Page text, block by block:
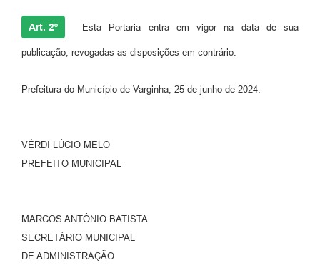
Art. 2º Esta Portaria entra em vigor na data de sua
publicação, revogadas as disposições em contrário.
Prefeitura do Município de Varginha, 25 de junho de 2024.
VÉRDI LÚCIO MELO
PREFEITO MUNICIPAL
MARCOS ANTÔNIO BATISTA
SECRETÁRIO MUNICIPAL
DE ADMINISTRAÇÃO